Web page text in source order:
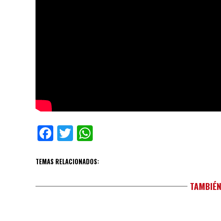
Facebook
Twitter
TEMAS RELACIONADOS: